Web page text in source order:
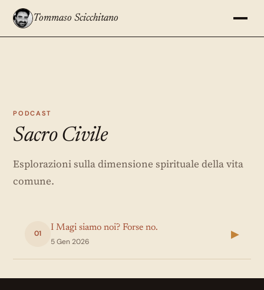
Tommaso Scicchitano
PODCAST
Sacro Civile
Esplorazioni sulla dimensione spirituale della vita
comune.
01
I Magi siamo noi? Forse no.
5 Gen 2026
▶